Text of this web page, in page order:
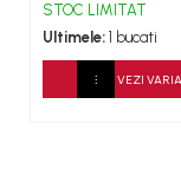
STOC LIMITAT
Ultimele: 1 bucati
VEZI